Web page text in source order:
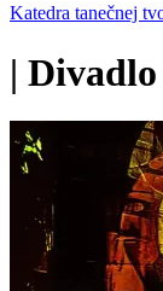
Katedra tanečnej
|